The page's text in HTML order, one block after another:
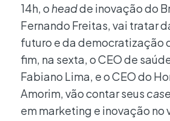
14h, o headde inovação do
Fernando Freitas, vai tratar
futuro e da democratização
fim, na sexta, o CEO de
Fabiano Lima, e o CEO do
Amorim, vão contar seus
em marketing e inovação no